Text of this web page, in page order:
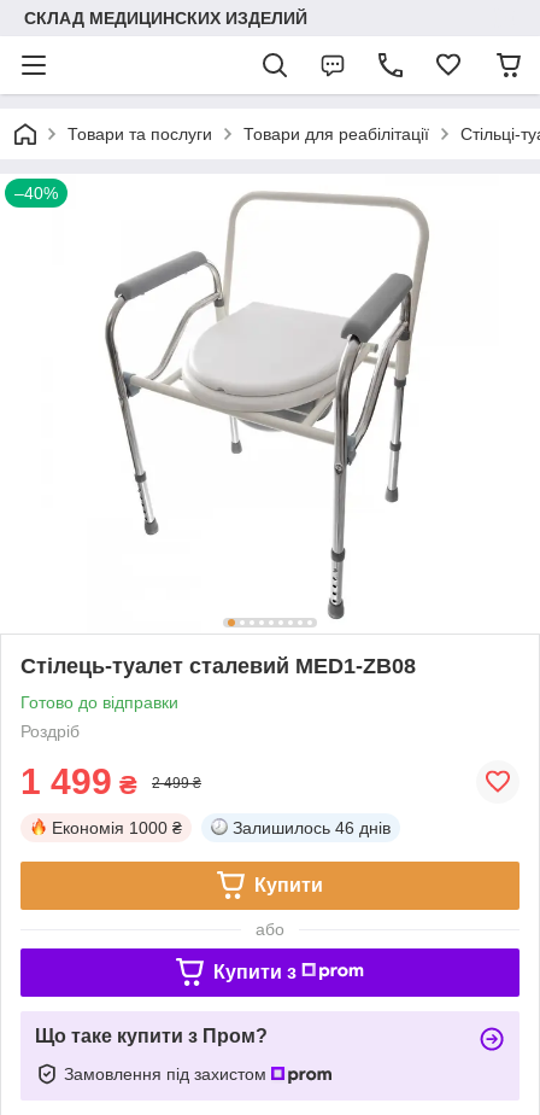
СКЛАД МЕДИЦИНСКИХ ИЗДЕЛИЙ
Товари та послуги Товари для реабілітації Стільці-
–40%
Стілець-туалет сталевий MED1-ZB08
Готово до відправки
Роздріб
1 499 ₴ 2 499 ₴
Економія 1000 ₴ Залишилось 46 днів
Купити
або
Купити з
Що таке купити з Пром?
Замовлення під захистом